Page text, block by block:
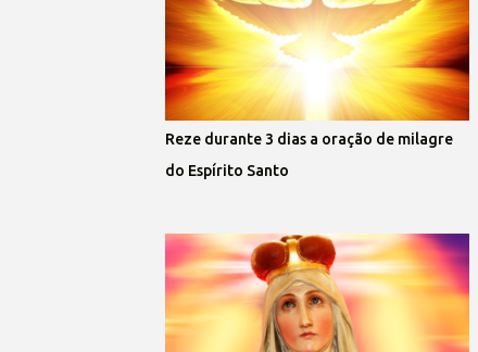
Reze durante 3 dias a oração de milagre
do Espírito Santo